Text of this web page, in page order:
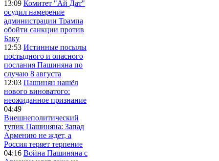
13:09 Комитет "Ай Дат"
осудил намерение
администрации Трампа
обойти санкции против
Баку
12:53 Истинные посылы
постыдного и опасного
послания Пашиняна по
случаю 8 августа
12:03 Пашинян нашёл
нового виноватого:
неожиданное признание
04:49
Внешнеполитический
тупик Пашиняна: Запад
Армению не ждет, а
Россия теряет терпение
04:16 Война Пашиняна с